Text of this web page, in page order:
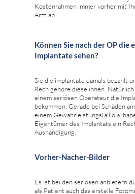
Kostenrahmen immer vorher mit
Arzt ab.
Können Sie nach der OP die
Implantate sehen?
Sie die implantate damals bezahlt
Rech gehöre diese ihnen.
einem seriösen Operateur die
bekommen. Gerade bei Schäden
einem Gewährleistungsfall o.ä.
Eigentümer des Implantats ein
Aushändigung.
Vorher-Nacher-Bilder
Es ist bei den seriösen anbietern
als Patient auch das erstelle